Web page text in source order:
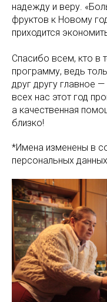
надежду и веру.
фруктов к Новому
приходится
Спасибо всем, кто в
программу, ведь
друг другу главное
всех нас этот год
а качественная
близко!
*Имена изменены в
персональных данных